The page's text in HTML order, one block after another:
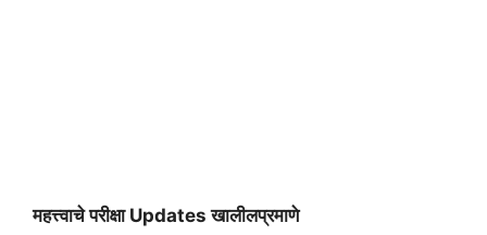
महत्त्वाचे परीक्षा Updates खालीलप्रमाणे